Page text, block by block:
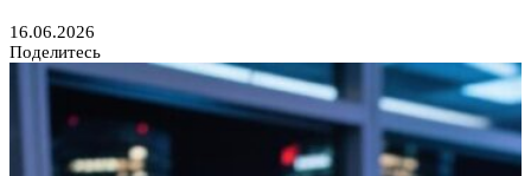
16.06.2026
Поделитесь